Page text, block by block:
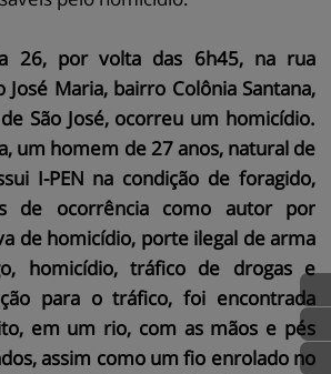
26, por volta das 6h45, na rua
José Maria, bairro Colônia Santana,
São José, ocorreu um homicídio.
um homem de 27 anos, natural de
I-PEN na condição de foragido,
de ocorrência como autor por
de homicídio, porte ilegal de arma
homicídio, tráfico de drogas e
para o tráfico, foi encontrada
em um rio, com as mãos e pés
assim como um fio enrolado no